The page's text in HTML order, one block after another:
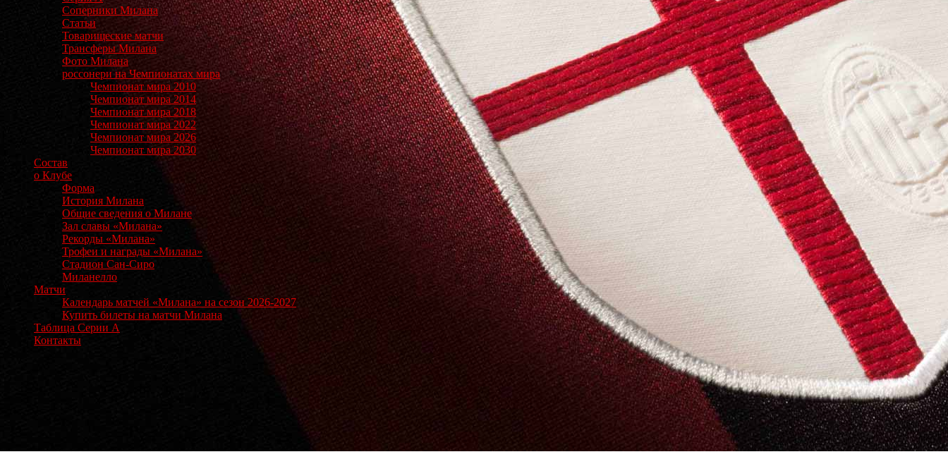
Соперники Милана
Статьи
Товарищеские матчи
Трансферы Милана
Фото Милана
россонери на Чемпионатах мира
Чемпионат мира 2010
Чемпионат мира 2014
Чемпионат мира 2018
Чемпионат мира 2022
Чемпионат мира 2026
Чемпионат мира 2030
Состав
о Клубе
Форма
История Милана
Общие сведения о Милане
Зал славы «Милана»
Рекорды «Милана»
Трофеи и награды «Милана»
Стадион Сан-Сиро
Миланелло
Матчи
Календарь матчей «Милана» на сезон 2026-2027
Купить билеты на матчи Милана
Таблица Серии А
Контакты